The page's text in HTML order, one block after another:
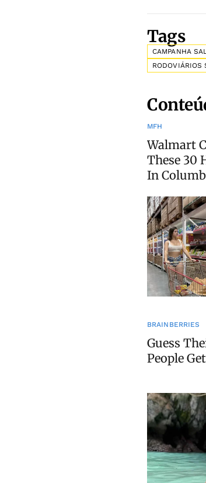
Tags
CAMPANHA
RODOVIÁRIOS